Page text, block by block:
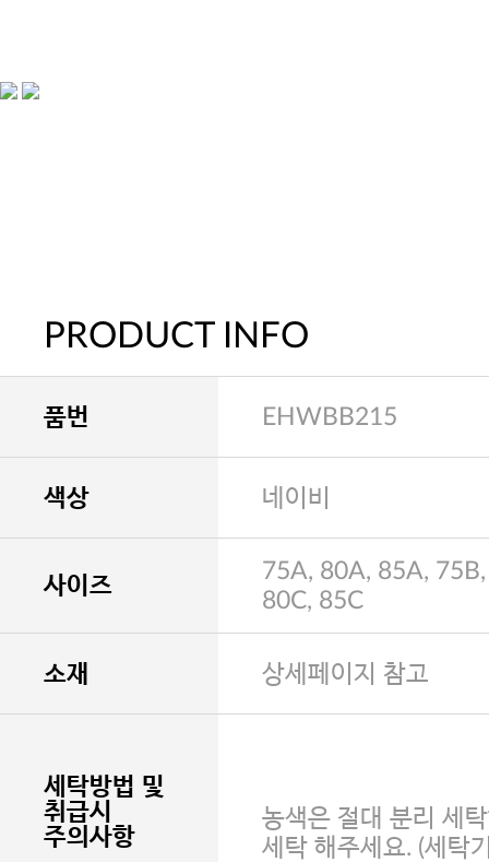
PRODUCT INFO
품번 EHWBB215
색상 네이비
사이즈
75A, 80A, 85A,
80C, 85C
소재 상세페이지 참고
세탁방법 및
취급시
주의사항
농색은 절대 분리 세
세탁 해주세요. (세탁